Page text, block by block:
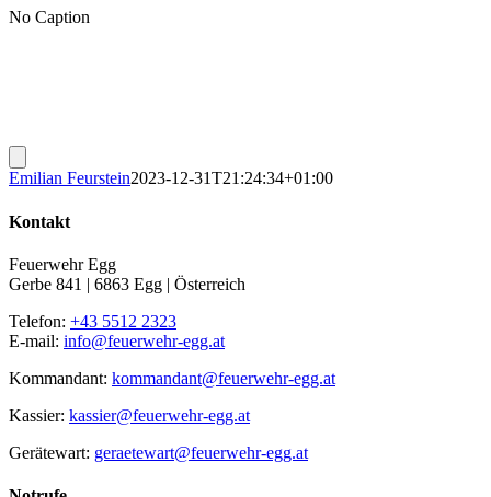
No Caption
Emilian Feurstein2023-12-31T21:24:34+01:00
Kontakt
Feuerwehr Egg
Gerbe 841 | 6863 Egg | Österreich
Telefon: +43 5512 2323
E-mail: info@feuerwehr-egg.at
Kommandant: kommandant@feuerwehr-egg.at
Kassier: kassier@feuerwehr-egg.at
Gerätewart: geraetewart@feuerwehr-egg.at